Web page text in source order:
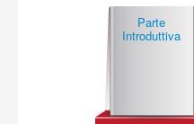
Password smarrita
Acquista
Parte
Introduttiva